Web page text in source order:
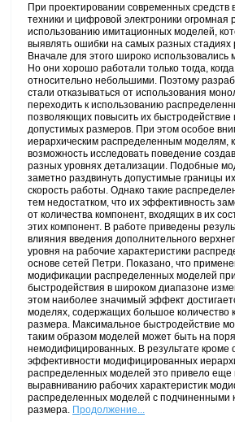
При проектировании современных средств
техники и цифровой электроники огромная
использованию имитационных моделей,
выявлять ошибки на самых разных стадиях
Вначале для этого широко использовались
Но они хорошо работали только тогда,
относительно небольшими. Поэтому
стали отказываться от использования
переходить к использованию
позволяющих повысить их быстродействие
допустимых размеров. При этом особое
иерархическим распределенным моделям,
возможность исследовать поведение
разных уровнях детализации. Подобные
заметно раздвинуть допустимые границы
скорость работы. Однако такие
тем недостатком, что их эффективность
от количества компонент, входящих в их
этих компонент. В работе приведены
влияния введения дополнительного
уровня на рабочие характеристики
основе сетей Петри. Показано, что
модификации распределенных моделей
быстродействия в широком диапазоне
этом наиболее значимый эффект
моделях, содержащих большое количество
размера. Максимальное быстродействие
таким образом моделей может быть на
немодифицированных. В результате кроме
эффективности модифицированных
распределенных моделей это привело еще
выравниванию рабочих характеристик
распределенных моделей с подчиненными
размера. Продолжение...